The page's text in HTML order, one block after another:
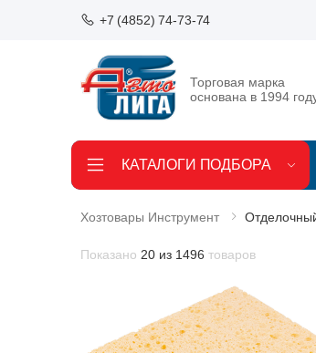
+7 (4852) 74-73-74
Торговая марка
основана в 1994
КАТАЛОГИ ПОДБОРА
Хозтовары Инструмент
Показано 20 из 1496 товаров